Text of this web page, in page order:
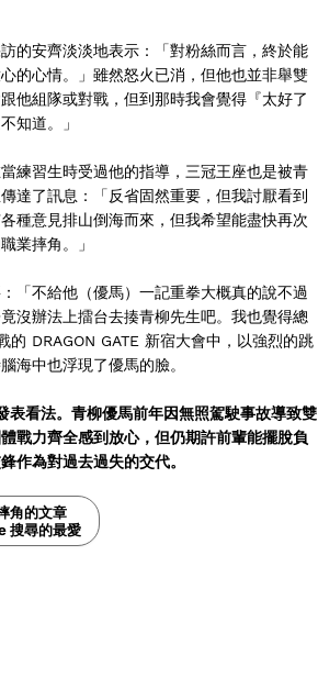
的安齊淡淡地表示：「對粉絲而言，終於能
的心情。」雖然怒火已消，但他也並非舉雙
他組隊或對戰，但到那時我會覺得『太好了
知道。」
練習生時受過他的指導，三冠王座也是被青
達了訊息：「反省固然重要，但我討厭看到
種意見排山倒海而來，但我希望能盡快再次
業摔角。」
「不給他（優馬）一記重拳大概真的說不過
沒辦法上擂台去揍青柳先生吧。我也覺得總
DRAGON GATE 新宿大會中，以強烈的跳
海中也浮現了優馬的臉。
表看法。青柳優馬前年因無照駕駛事故導致雙
戰力齊全感到放心，但仍期許前輩能擺脫負
作為對過去過失的交代。
角的文章
搜尋的最愛